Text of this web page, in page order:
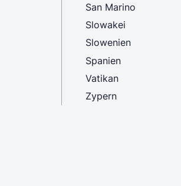
San Marino
Slowakei
Slowenien
Spanien
Vatikan
Zypern